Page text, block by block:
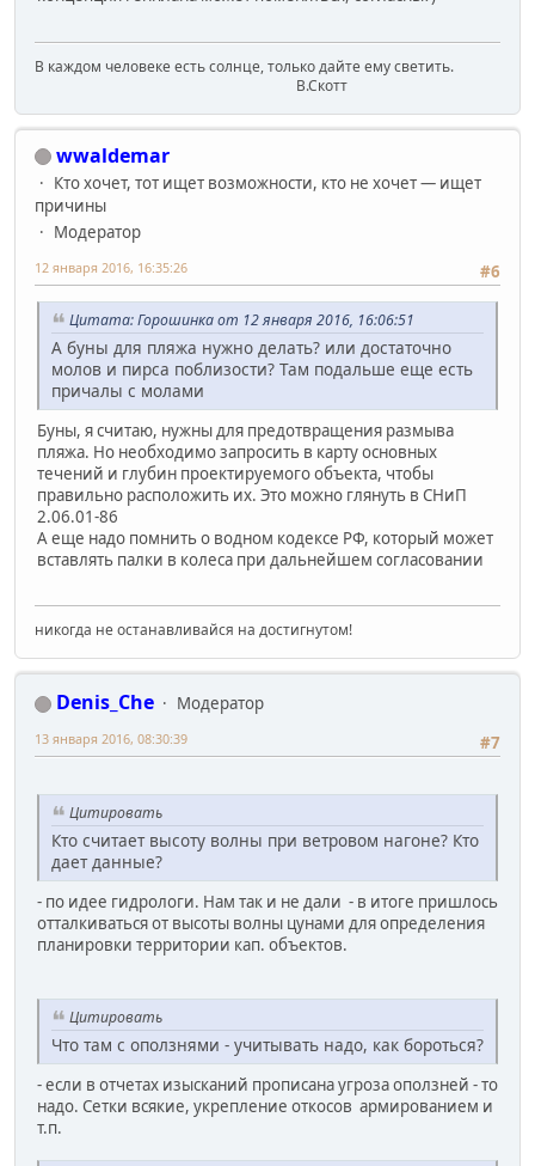
В каждом человеке есть солнце, только дайте ему светить.
В.Скотт
wwaldemar
Кто хочет, тот ищет возможности, кто не хочет — ищет
причины
Модератор
#6
12 января 2016, 16:35:26
Цитата: Горошинка от 12 января 2016, 16:06:51
А буны для пляжа нужно делать? или достаточно
молов и пирса поблизости? Там подальше еще есть
причалы с молами
Буны, я считаю, нужны для предотвращения размыва
пляжа. Но необходимо запросить в карту основных
течений и глубин проектируемого объекта, чтобы
правильно расположить их. Это можно глянуть в СНиП
2.06.01-86
А еще надо помнить о водном кодексе РФ, который может
вставлять палки в колеса при дальнейшем согласовании
никогда не останавливайся на достигнутом!
Denis_Che
Модератор
#7
13 января 2016, 08:30:39
Цитировать
Кто считает высоту волны при ветровом нагоне? Кто
дает данные?
- по идее гидрологи. Нам так и не дали - в итоге пришлось
отталкиваться от высоты волны цунами для определения
планировки территории кап. объектов.
Цитировать
Что там с оползнями - учитывать надо, как бороться?
- если в отчетах изысканий прописана угроза оползней - то
надо. Сетки всякие, укрепление откосов армированием и
т.п.